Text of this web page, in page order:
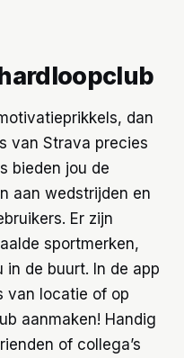
dan
van Strava precies
bieden jou de
aan wedstrijden en
Er zijn
sportmerken,
in de buurt. In de app
van locatie of op
aanmaken! Handig
of collega’s